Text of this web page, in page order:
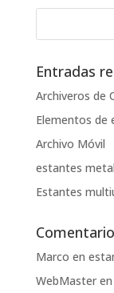
era:
Entradas
Archiveros de
Elementos de
Archivo Móvil
estantes
Estantes
Marco en
WebMasteren